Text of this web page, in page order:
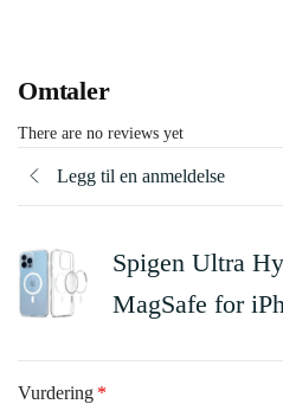
Omtaler
There are no reviews yet
Legg til en anmeldelse
Spigen Ultra
MagSafe for
Vurdering *